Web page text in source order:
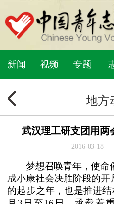
新闻 视频 专题
地方
武汉理工研支团用两
2016-03-18
梦想召唤青年，使命
成小康社会决胜阶段的开
的起步之年，也是推进